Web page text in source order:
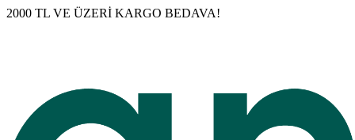
2000 TL VE ÜZERİ KARGO BEDAVA!